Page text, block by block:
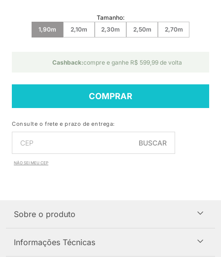
Tamanho:
1,90m
2,10m 2,30m 2,50m 2,70m
Cashback:compre e ganhe R$ 599,99 de volta
COMPRAR
Consulte o frete e prazo de entrega:
BUSCAR
NÃO SEI MEU CEP
Sobre o produto
Informações Técnicas